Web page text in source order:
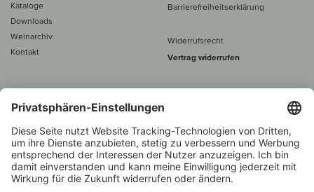
Kataloge
Downloads
Weinarchiv
Kontakt
Barrierefreiheitserklärung
Widerrufsrecht
Vertrag widerrufen
Alle Preise inkl. MwSt., zzgl. 5 €
60 € versand­kosten­